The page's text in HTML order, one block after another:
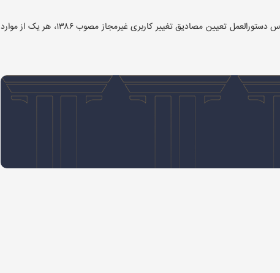
عنصر مادی جرم به رفتار فیزیکی مرتکب گفته می‌شود. بر اساس دستورالعمل تعیین مصادیق تغییر کاربری غیرمجاز مصوب ۱۳۸۶، هر یک از موارد